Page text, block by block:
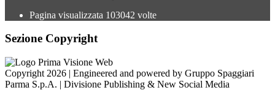
Pagina visualizzata 103042 volte
Sezione Copyright
Copyright 2026 | Engineered and powered by Gruppo Spaggiari
Parma S.p.A. | Divisione Publishing & New Social Media